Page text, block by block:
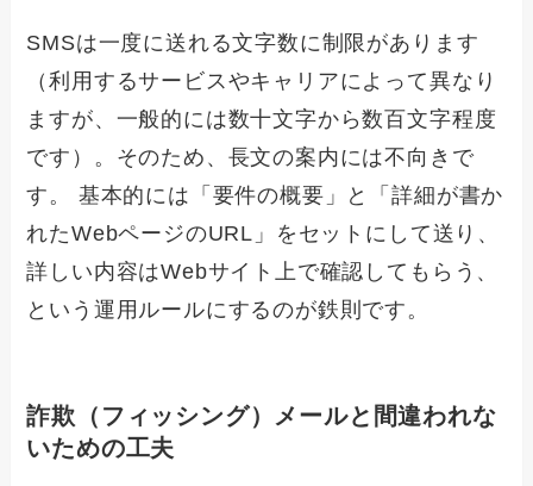
SMSは一度に送れる文字数に制限があります
（利用するサービスやキャリアによって異なり
ますが、一般的には数十文字から数百文字程度
です）。そのため、長文の案内には不向きで
す。 基本的には「要件の概要」と「詳細が書か
れたWebページのURL」をセットにして送り、
詳しい内容はWebサイト上で確認してもらう、
という運用ルールにするのが鉄則です。
詐欺（フィッシング）メールと間違われな
いための工夫